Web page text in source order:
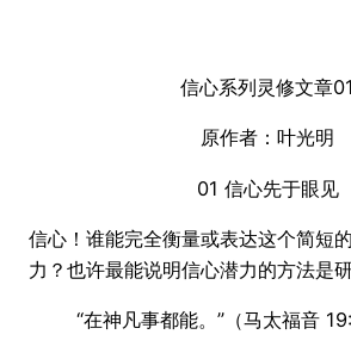
信心系列灵修文章01
原作者：叶光明
01 信心先于眼见
信心！谁能完全衡量或表达这个简短
力？也许最能说明信心潜力的方法是
“在神凡事都能。”（马太福音